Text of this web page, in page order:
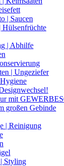
| Saucen
Hülsenfrüchte
| Abhilfe
| Ungeziefer
mit
großen Gebinde
| Reinigung
Styling